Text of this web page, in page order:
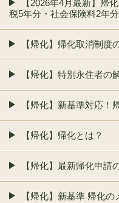
【2026年4月最新】帰
税5年分・社会保険料2年
【帰化】帰化取消制度
【帰化】特別永住者の
【帰化】新基準対応！
【帰化】帰化とは？
【帰化】最新帰化申請
【帰化】新基準 帰化の